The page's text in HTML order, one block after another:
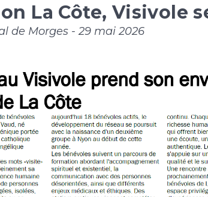
La Côte, Visivole
de Morges - 29 mai 2026